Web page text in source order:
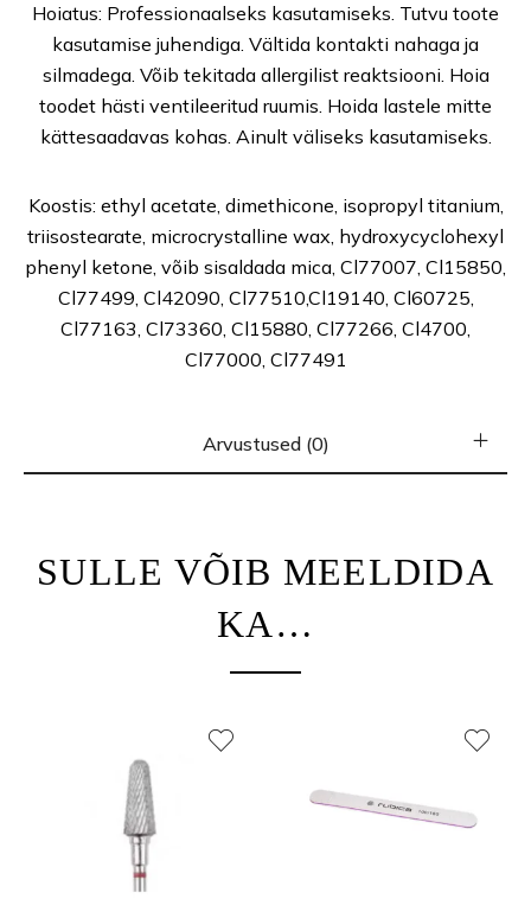
Hoiatus: Professionaalseks kasutamiseks. Tutvu toote
kasutamise juhendiga. Vältida kontakti nahaga ja
silmadega. Võib tekitada allergilist reaktsiooni. Hoia
toodet hästi ventileeritud ruumis. Hoida lastele mitte
kättesaadavas kohas. Ainult väliseks kasutamiseks.
Koostis: ethyl acetate, dimethicone, isopropyl titanium,
triisostearate, microcrystalline wax, hydroxycyclohexyl
phenyl ketone, võib sisaldada mica, Cl77007, Cl15850,
Cl77499, Cl42090, Cl77510,Cl19140, Cl60725,
Cl77163, Cl73360, Cl15880, Cl77266, Cl4700,
Cl77000, Cl77491
Arvustused (0)
SULLE VÕIB MEELDIDA
KA…